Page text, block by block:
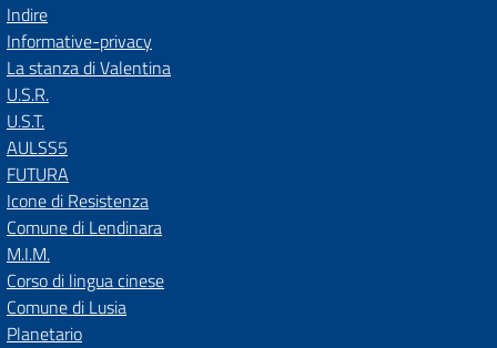
Indire
Informative-privacy
La stanza di Valentina
U.S.R.
U.S.T.
AULSS5
FUTURA
Icone di Resistenza
Comune di Lendinara
M.I.M.
Corso di lingua cinese
Comune di Lusia
Planetario